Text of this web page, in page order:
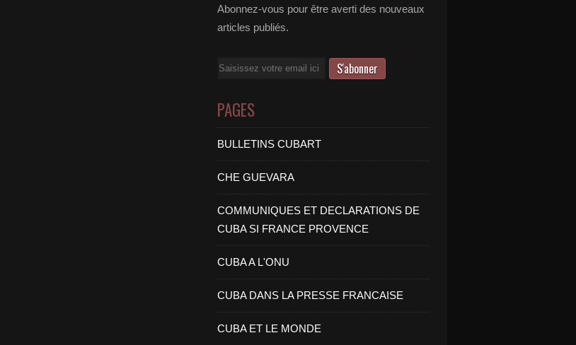
Abonnez-vous pour être averti des nouveaux
articles publiés.
Email
PAGES
BULLETINS CUBART
CHE GUEVARA
COMMUNIQUES ET DECLARATIONS DE
CUBA SI FRANCE PROVENCE
CUBA A L'ONU
CUBA DANS LA PRESSE FRANCAISE
CUBA ET LE MONDE